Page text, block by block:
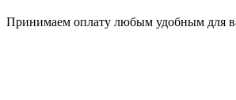
Принимаем оплату любым удобным для